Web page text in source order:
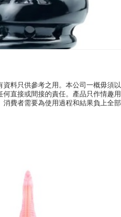
資料只供參考之用。本公司一概毋須
何直接或間接的責任。產品只作情趣
消費者需要為使用過程和結果負上全
何直接或間接的失誤負責，包括但不